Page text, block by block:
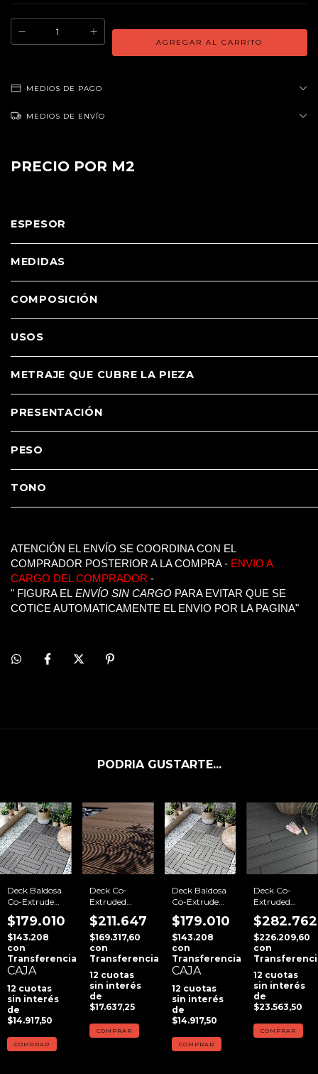
MEDIOS DE PAGO
MEDIOS DE ENVÍO
PRECIO POR M2
ESPESOR
MEDIDAS
COMPOSICIÓN
USOS
METRAJE QUE CUBRE LA PIEZA
PRESENTACIÓN
PESO
TONO
ATENCIÓN EL ENVÍO SE COORDINA CON EL
COMPRADOR POSTERIOR A LA COMPRA - ENVIO A
CARGO DEL COMPRADOR -
" FIGURA EL ENVÍO SIN CARGO PARA EVITAR QUE SE
COTICE AUTOMATICAMENTE EL ENVIO POR LA PAGINA"
PODRIA GUSTARTE...
Deck Baldosa
Co-Extruded
Silver
$179.010
$143.208
con
Transferencia
CAJA
12 cuotas
sin interés
de
$14.917,50
COMPRAR
Deck Co-
Extruded
Caoba Doble
Faz
$211.647
$169.317,60
con
Transferencia
12 cuotas
sin interés
de
$17.637,25
Deck Baldosa
Co-Extruded
Antique
$179.010
$143.208
con
Transferencia
CAJA
12 cuotas
sin interés
de
$14.917,50
COMPRAR
Deck Co-
Extruded
Silver Grey
$282.762
$226.209,60
con
12 cuotas
sin interés
de
$23.563,50